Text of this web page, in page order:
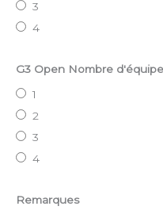
3
4
G3 Open Nombre
1
2
3
4
Remarques